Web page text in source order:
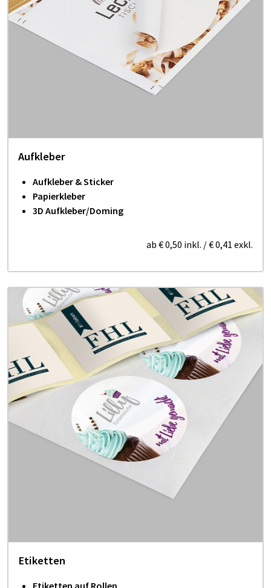
Aufkleber
Aufkleber & Sticker
Papierkleber
3D Aufkleber/Doming
ab € 0,50 inkl. /€ 0,41 exkl.
Etiketten
Etiketten auf Rollen